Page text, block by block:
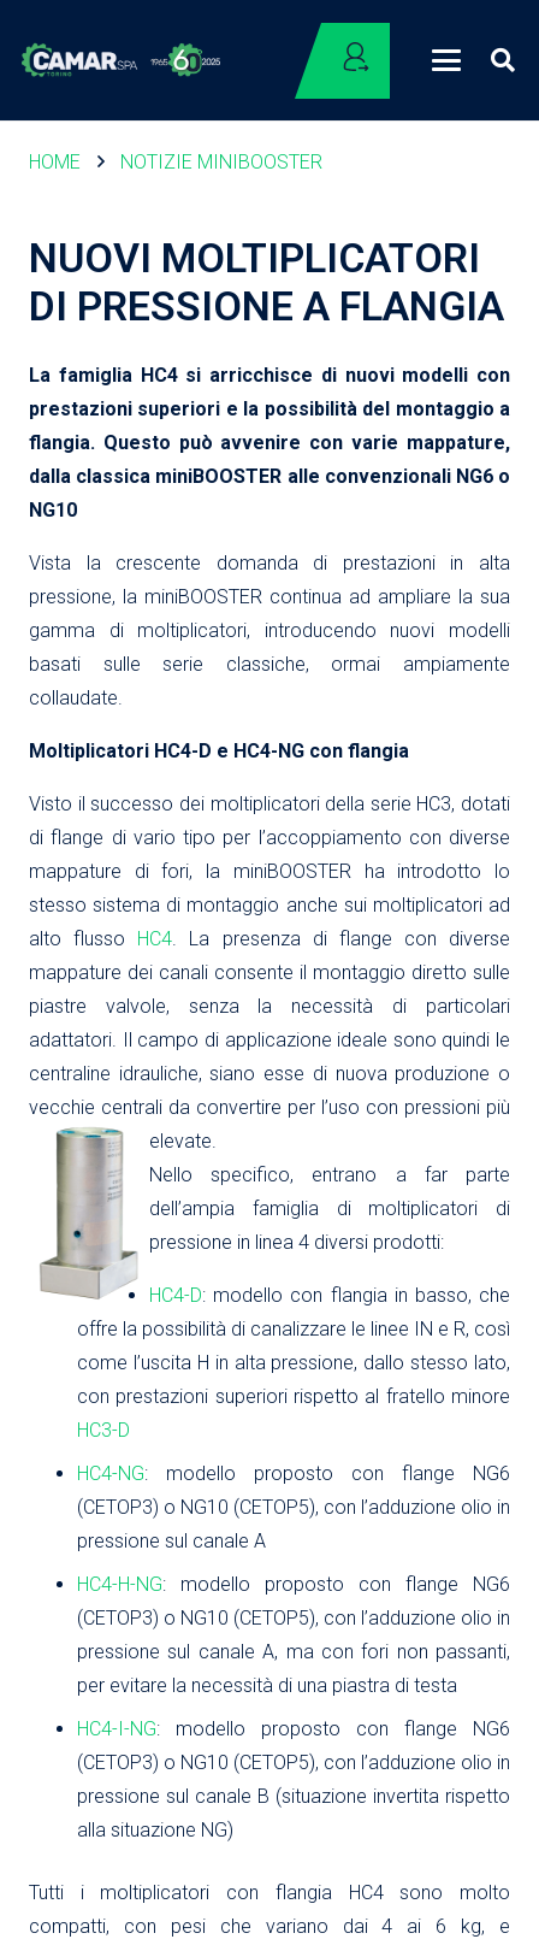
HOME NOTIZIE MINIBOOSTER
NUOVI MOLTIPLICATORI
DI PRESSIONE A FLANGIA
La famiglia HC4 si arricchisce di nuovi modelli con
prestazioni superiori e la possibilità del montaggio a
flangia. Questo può avvenire con varie mappature,
dalla classica miniBOOSTER alle convenzionali NG6 o
NG10
Vista la crescente domanda di prestazioni in alta
pressione, la miniBOOSTER continua ad ampliare la sua
gamma di moltiplicatori, introducendo nuovi modelli
basati sulle serie classiche, ormai ampiamente
collaudate.
Moltiplicatori HC4-D e HC4-NG con flangia
Visto il successo dei moltiplicatori della serie HC3, dotati
di flange di vario tipo per l’accoppiamento con diverse
mappature di fori, la miniBOOSTER ha introdotto lo
stesso sistema di montaggio anche sui moltiplicatori ad
alto flusso HC4. La presenza di flange con diverse
mappature dei canali consente il montaggio diretto sulle
piastre valvole, senza la necessità di particolari
adattatori. Il campo di applicazione ideale sono quindi le
centraline idrauliche, siano esse di nuova produzione o
vecchie centrali da convertire per l’uso con pressioni più
elevate.
Nello specifico, entrano a far parte
dell’ampia famiglia di moltiplicatori di
pressione in linea 4 diversi prodotti:
HC4-D: modello con flangia in basso, che
offre la possibilità di canalizzare le linee IN e R, così
come l’uscita H in alta pressione, dallo stesso lato,
con prestazioni superiori rispetto al fratello minore
HC3-D
HC4-NG: modello proposto con flange NG6
(CETOP3) o NG10 (CETOP5), con l’adduzione olio in
pressione sul canale A
HC4-H-NG: modello proposto con flange NG6
(CETOP3) o NG10 (CETOP5), con l’adduzione olio in
pressione sul canale A, ma con fori non passanti,
per evitare la necessità di una piastra di testa
HC4-I-NG: modello proposto con flange NG6
(CETOP3) o NG10 (CETOP5), con l’adduzione olio in
pressione sul canale B (situazione invertita rispetto
alla situazione NG)
Tutti i moltiplicatori con flangia HC4 sono molto
compatti, con pesi che variano dai 4 ai 6 kg, e